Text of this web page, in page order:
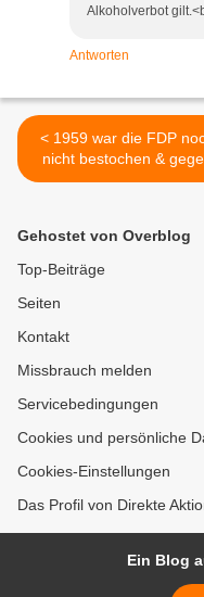
Alkoholverbot
Antworten
< 1959 war die FDP noch
nicht bestochen &
Atomkraft
Gehostet von Overblog
Top-Beiträge
Seiten
Kontakt
Missbrauch melden
Servicebedingungen
Cookies und persönliche
Cookies-Einstellungen
Das Profil von Direkte
Ein Blog